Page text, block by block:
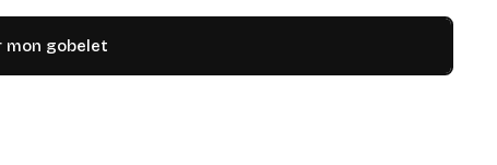
mon gobelet